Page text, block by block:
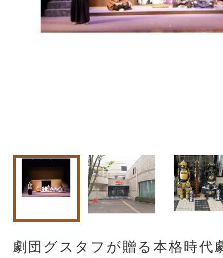
劇団グスタフが贈る本格時代